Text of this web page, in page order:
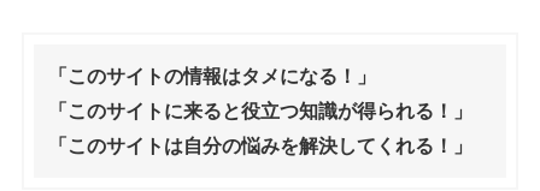
「このサイトの情報はタメになる！」
「このサイトに来ると役立つ知識が得られる！」
「このサイトは自分の悩みを解決してくれる！」